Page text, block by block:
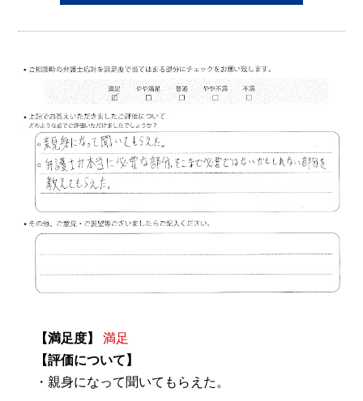
【満足度】
満足
【評価について】
・親身になって聞いてもらえた。